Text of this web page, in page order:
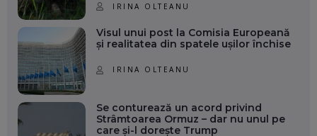
IRINA OLTEANU
Visul unui post la Comisia Europeană
și realitatea din spatele ușilor închise
IRINA OLTEANU
Se conturează un acord privind
Strâmtoarea Ormuz – dar nu unul pe
care și-l dorește Trump